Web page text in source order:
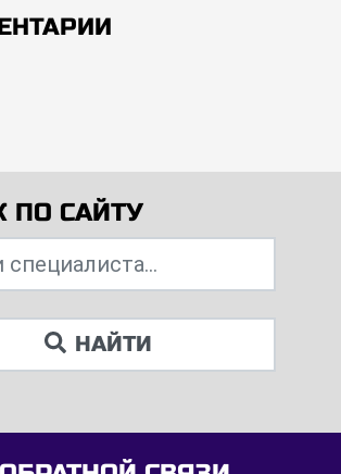
ПО САЙТУ
НАЙТИ